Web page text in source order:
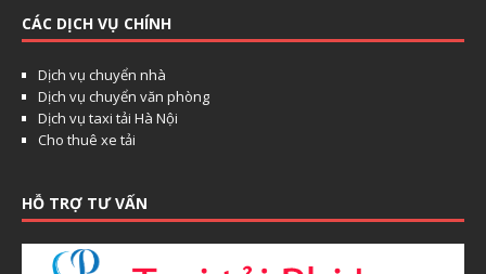
CÁC DỊCH VỤ CHÍNH
Dịch vụ chuyển nhà
Dịch vụ chuyển văn phòng
Dịch vụ taxi tải Hà Nội
Cho thuê xe tải
HỖ TRỢ TƯ VẤN